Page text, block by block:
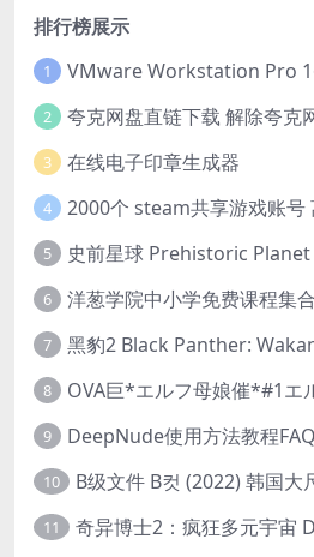
排行榜展示
1
2 夸克网盘直链下载 解除夸克
3 在线电子印章生成器
4 2000个 steam共享游戏账
5
6 洋葱学院中小学免费课程集
7
8
9 DeepNude使用方法教程FAQ
10
11